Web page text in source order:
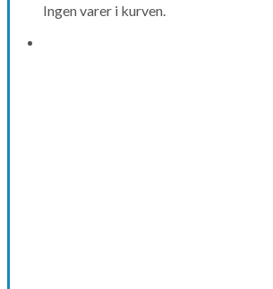
Ingen varer i kurven.